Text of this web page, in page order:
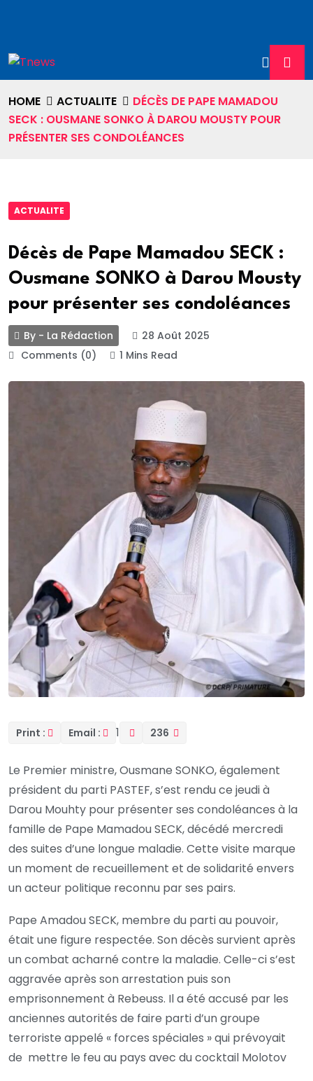
HOME ACTUALITE
DÉCÈS DE PAPE MAMADOU
SECK : OUSMANE SONKO À DAROU MOUSTY POUR
PRÉSENTER SES CONDOLÉANCES
ACTUALITE
Décès de Pape Mamadou SECK :
Ousmane SONKO à Darou Mousty
pour présenter ses condoléances
By - La Rédaction
28 Août 2025
Comments (0)
1 Mins Read
Print : Email : 1 236
Le Premier ministre, Ousmane SONKO, également
président du parti PASTEF, s’est rendu ce jeudi à
Darou Mouhty pour présenter ses condoléances à la
famille de Pape Mamadou SECK, décédé mercredi
des suites d’une longue maladie. Cette visite marque
un moment de recueillement et de solidarité envers
un acteur politique reconnu par ses pairs.
Pape Amadou SECK, membre du parti au pouvoir,
était une figure respectée. Son décès survient après
un combat acharné contre la maladie. Celle-ci s’est
aggravée après son arrestation puis son
emprisonnement à Rebeuss. Il a été accusé par les
anciennes autorités de faire parti d’un groupe
terroriste appelé « forces spéciales » qui prévoyait
de mettre le feu au pays avec du cocktail Molotov